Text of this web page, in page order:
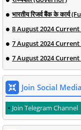
भारतीय रिजर्व बैंक के
8 August 2024
7 August 2024
7 August 2024
Join Social Media
Join Telegram Channel